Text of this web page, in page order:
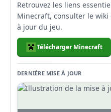
Retrouvez les liens
Minecraft, consulter le
à jour du jeu.
Télécharger Minecraft
DERNIÈRE MISE À JOUR